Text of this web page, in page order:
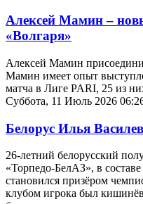
Алексей Мамин –
«Волгаря»
Алексей Мамин
Мамин имеет опыт
матча в Лиге PARI, 25 из
Суббота, 11 Июль 2026
Белорус Илья
26-летний белорусский
«Торпедо-БелАЗ», в
становился призёром
клубом игрока был